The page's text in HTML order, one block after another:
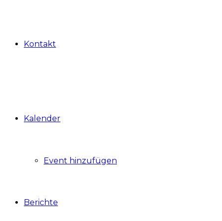
Kontakt
Kalender
Event hinzufügen
Berichte